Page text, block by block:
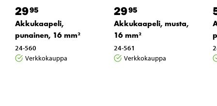
2995
Akkukaapeli,
punainen, 16 mm²
24-560
Verkkokauppa
2995
Akkukaapeli, musta,
16 mm²
24-561
Verkkokauppa